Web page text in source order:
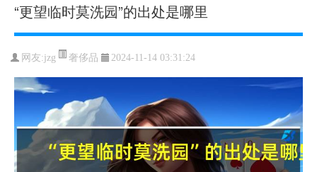
“更望临时莫洗园”的出处是哪里
网友:jzg 奢侈品 2024-11-14 03:31:24